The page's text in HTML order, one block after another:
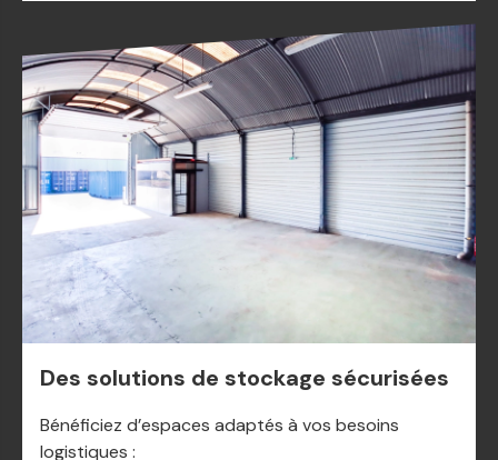
Des solutions de stockage sécurisées
Bénéficiez d’espaces adaptés à vos besoins
logistiques :